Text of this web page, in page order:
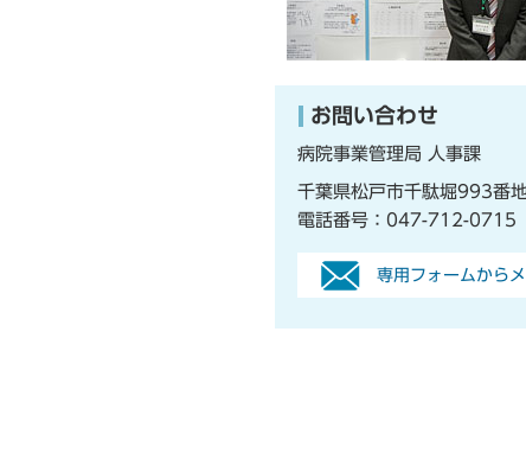
お問い合わせ
病院事業管理局 人事課
千葉県松戸市千駄堀993番
電話番号： 047-712-0715
専用フォームから